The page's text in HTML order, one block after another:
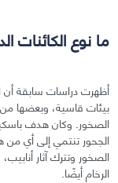
ما نوع الكائنات
أظهرت دراسات سابقة أن
بيئات قاسية، وبعضها من
الصخور. وكان هدف
الجحور تنتمي إلى أي
الصخور وتترك آثار
الرخام أيضًا.